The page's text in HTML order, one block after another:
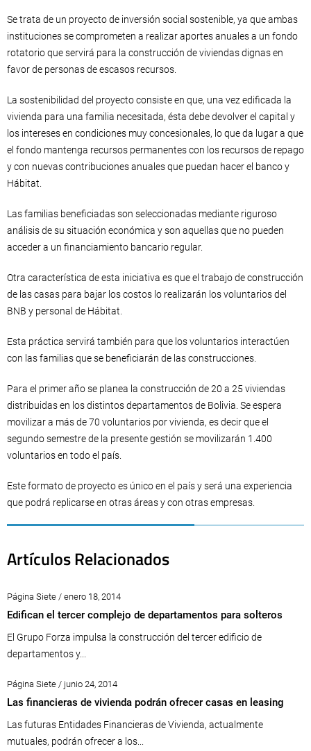
Se trata de un proyecto de inversión social sostenible, ya que ambas
instituciones se comprometen a realizar aportes anuales a un fondo
rotatorio que servirá para la construcción de viviendas dignas en
favor de personas de escasos recursos.
La sostenibilidad del proyecto consiste en que, una vez edificada la
vivienda para una familia necesitada, ésta debe devolver el capital y
los intereses en condiciones muy concesionales, lo que da lugar a que
el fondo mantenga recursos permanentes con los recursos de repago
y con nuevas contribuciones anuales que puedan hacer el banco y
Hábitat.
Las familias beneficiadas son seleccionadas mediante riguroso
análisis de su situación económica y son aquellas que no pueden
acceder a un financiamiento bancario regular.
Otra característica de esta iniciativa es que el trabajo de construcción
de las casas para bajar los costos lo realizarán los voluntarios del
BNB y personal de Hábitat.
Esta práctica servirá también para que los voluntarios interactúen
con las familias que se beneficiarán de las construcciones.
Para el primer año se planea la construcción de 20 a 25 viviendas
distribuidas en los distintos departamentos de Bolivia. Se espera
movilizar a más de 70 voluntarios por vivienda, es decir que el
segundo semestre de la presente gestión se movilizarán 1.400
voluntarios en todo el país.
Este formato de proyecto es único en el país y será una experiencia
que podrá replicarse en otras áreas y con otras empresas.
Artículos Relacionados
Página Siete / enero 18, 2014
Edifican el tercer complejo de departamentos para solteros
El Grupo Forza impulsa la construcción del tercer edificio de
departamentos y...
Página Siete / junio 24, 2014
Las financieras de vivienda podrán ofrecer casas en leasing
Las futuras Entidades Financieras de Vivienda, actualmente
mutuales, podrán ofrecer a los...